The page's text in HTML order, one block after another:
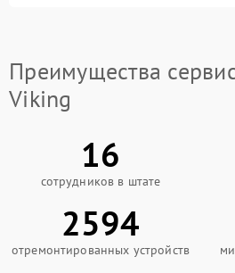
Преимущества
Viking
16
сотрудников в штате
2594
отремонтированных устройств